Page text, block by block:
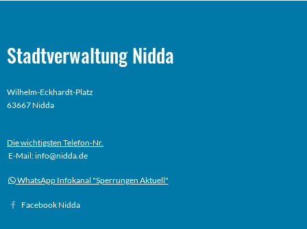
Stadtverwaltung Nidda
Wilhelm-Eckhardt-Platz
63667 Nidda
Die wichtigsten Telefon-Nr.
E-Mail: info@nidda.de
WhatsApp Infokanal "Sperrungen Aktuell"
Facebook Nidda